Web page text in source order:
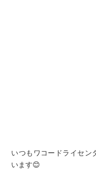
いつもワコードライセン
います😊